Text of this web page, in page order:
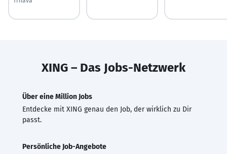
XING – Das Jobs-Netzwerk
Über eine Million Jobs
Entdecke mit XING genau den Job, der wirklich zu Dir
passt.
Persönliche Job-Angebote